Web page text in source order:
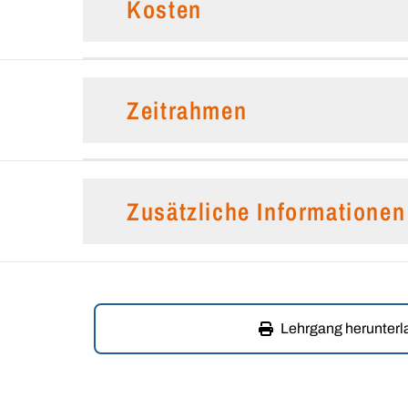
Kosten
Zeitrahmen
Zusätzliche Informationen
Lehrgang